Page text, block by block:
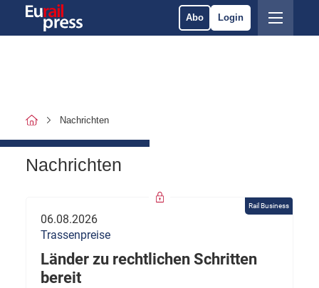
Abo Login
Nachrichten
Nachrichten
Rail Business
06.08.2026
Trassenpreise
Länder zu rechtlichen Schritten
bereit